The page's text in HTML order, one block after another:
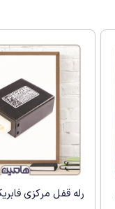
رله قفل مرکزی فابریک 111 و